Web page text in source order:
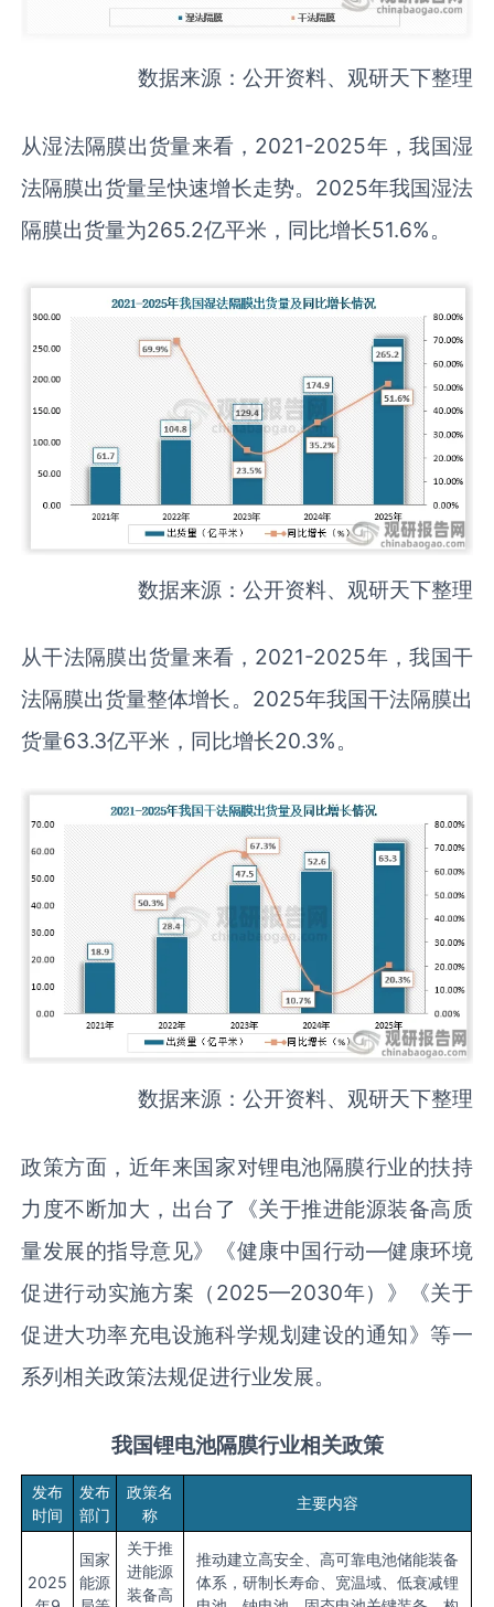
数据来源：公开资料、观研天下整理
从湿法隔膜出货量来看，2021-2025年，我国湿
法隔膜出货量呈快速增长走势。2025年我国湿法
隔膜出货量为265.2亿平米，同比增长51.6%。
数据来源：公开资料、观研天下整理
从干法隔膜出货量来看，2021-2025年，我国干
法隔膜出货量整体增长。2025年我国干法隔膜出
货量63.3亿平米，同比增长20.3%。
数据来源：公开资料、观研天下整理
政策方面，近年来国家对锂电池隔膜行业的扶持
力度不断加大，出台了《关于推进能源装备高质
量发展的指导意见》《健康中国行动—健康环境
促进行动实施方案（2025—2030年）》《关于
促进大功率充电设施科学规划建设的通知》等一
系列相关政策法规促进行业发展。
我国锂电池隔膜行业相关政策
发布
时间
发布
部门
政策名
称
主要内容
2025
国家
能源
关于推
进能源
装备高
推动建立高安全、高可靠电池储能装备
体系，研制长寿命、宽温域、低衰减锂